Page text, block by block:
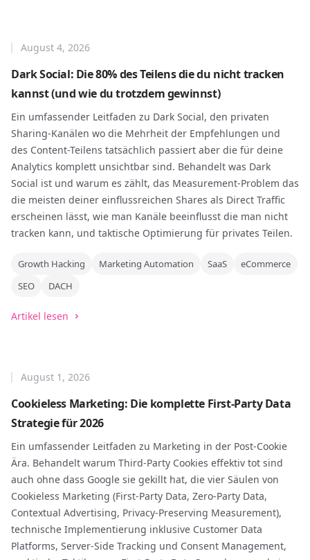
Dark Social: Die 80% des Teilens die du nicht tracken
kannst (und wie du trotzdem gewinnst)
August 4, 2026
Ein umfassender Leitfaden zu Dark Social, den privaten
Sharing-Kanälen wo die Mehrheit der Empfehlungen und
des Content-Teilens tatsächlich passiert aber die für deine
Analytics komplett unsichtbar sind. Behandelt was Dark
Social ist und warum es zählt, das Measurement-Problem das
die meisten deiner einflussreichen Shares als Direct Traffic
erscheinen lässt, wie man Kanäle beeinflusst die man nicht
tracken kann, und taktische Optimierung für privates Teilen.
Growth Hacking Marketing Automation SaaS
eCommerce
SEO
DACH
Artikel lesen
Cookieless Marketing: Die komplette First-Party Data
Strategie für 2026
August 1, 2026
Ein umfassender Leitfaden zu Marketing in der Post-Cookie
Ära. Behandelt warum Third-Party Cookies effektiv tot sind
auch ohne dass Google sie gekillt hat, die vier Säulen von
Cookieless Marketing (First-Party Data, Zero-Party Data,
Contextual Advertising, Privacy-Preserving Measurement),
technische Implementierung inklusive Customer Data
Platforms, Server-Side Tracking und Consent Management,